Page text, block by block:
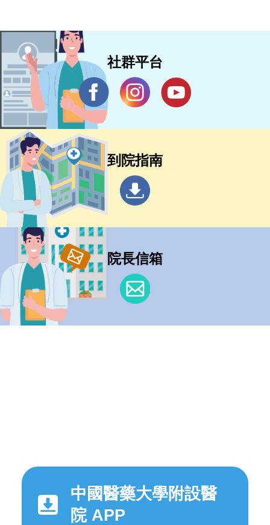
社群平台
到院指南
院長信箱
中國醫藥大學附設醫
院 APP